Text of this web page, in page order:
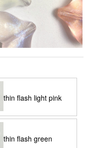
thin flash light pink
thin flash green